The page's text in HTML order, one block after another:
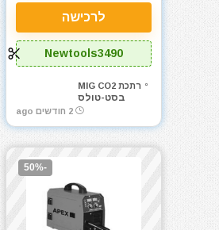
MIG200MULTI
לרכישה
Newtools3490
רתכת MIG CO2
בסט-טולס
2 חודשים ago
-50%